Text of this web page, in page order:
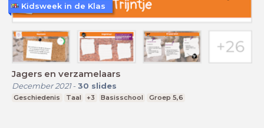
Jagers en verzamelaars
December 2021- 30 slides
Geschiedenis Taal +3 Basisschool Groep 5,6
Kidsweek in de Klas